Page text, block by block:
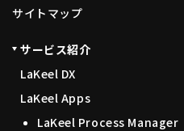
サイトマップ
サービス紹介
LaKeel DX
LaKeel Apps
LaKeel Process Manager